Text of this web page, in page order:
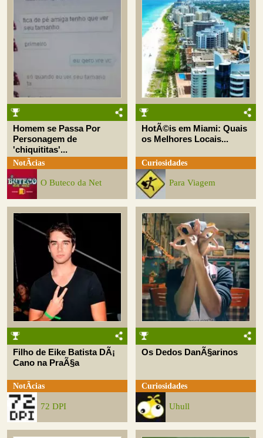
Homem se Passa Por
Personagem de
'chiquititas'...
NotÃ­cias
O Buteco da Net
HotÃ©is em Miami: Quais
os Melhores Locais...
Curiosidades
Para Viagem
Filho de Eike Batista DÃ¡
Cano na PraÃ§a
NotÃ­cias
72 DPI
Os Dedos DanÃ§arinos
Curiosidades
Uhull